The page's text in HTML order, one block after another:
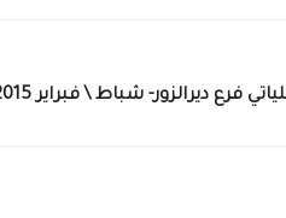
فرع ديرالزور- شباط \ فبراير 2015